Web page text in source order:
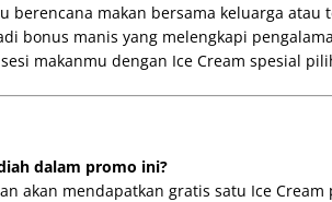
berencana makan bersama keluarga
bonus manis yang melengkapi
makanmu dengan Ice Cream spesial
dalam promo ini?
akan mendapatkan gratis satu Ice